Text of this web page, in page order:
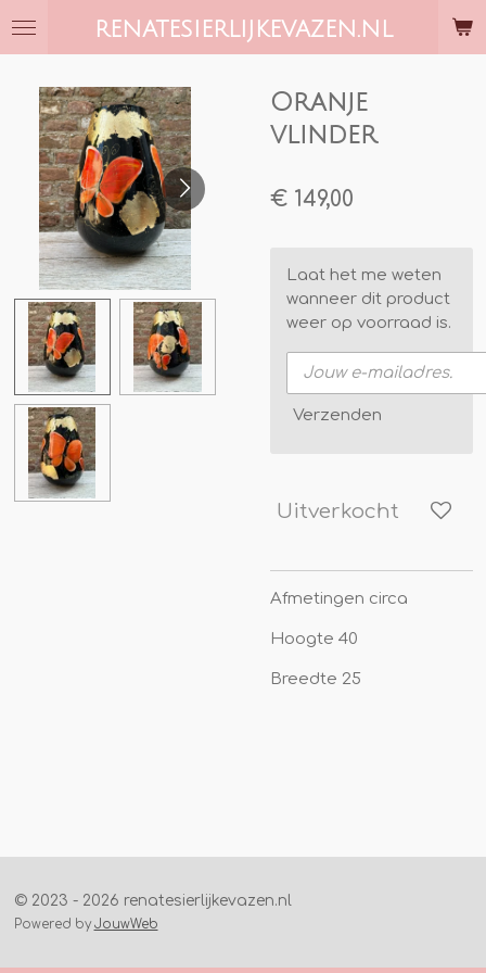
Ga
hoofdinhoud
RENATESIERLIJKEVAZEN.NL
Oranje
vlinder
€ 149,00
Laat het me weten
wanneer dit product
weer op voorraad is.
Verzenden
Uitverkocht
Afmetingen circa
Hoogte 40
Breedte 25
© 2023 - 2026 renatesierlijkevazen.nl
Powered byJouwWeb